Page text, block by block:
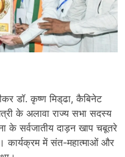
डॉ. कृष्ण मिड्‌ढा, कैबिनेट
के अलावा राज्य सभा सदस्य
के सर्वजातीय दाड़न खाप चबूतरे
कार्यक्रम में संत-महात्माओं और